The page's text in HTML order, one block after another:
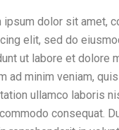
ipsum dolor sit amet,
elit, sed do
ut labore et dolore
ad minim veniam,
ullamco laboris
consequat.